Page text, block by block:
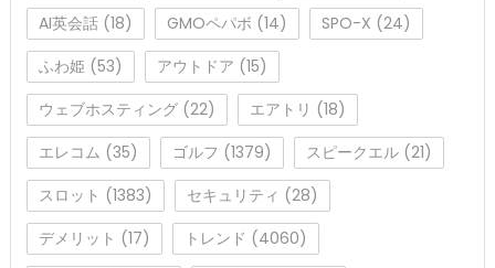
AI英会話(18) GMOペパボ (14) SPO-X (24)
ふわ姫 (53) アウトドア (15)
ウェブホスティング(22) エアトリ (18)
エレコム (35) ゴルフ (1379) スピークエル(21)
スロット (1383) セキュリティ (28)
デメリット (17) トレンド (4060)